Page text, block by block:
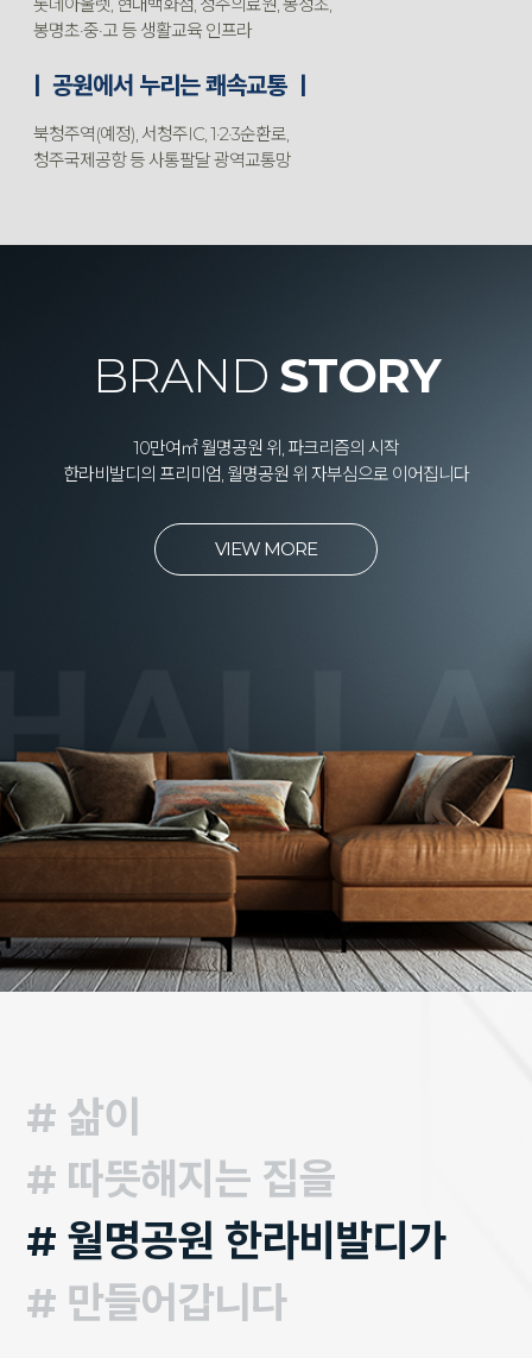
봉명초·중·고 등 생활교육 인프라
ㅣ 공원에서 누리는 쾌속교통 ㅣ
북청주역(예정), 서청주IC, 1·2·3순환로,
청주국제공항 등 사통팔달 광역교통망
BRAND STORY
10만여㎡ 월명공원 위, 파크리즘의 시작
한라비발디의 프리미엄, 월명공원 위 자부심으로 이어집니다
VIEW MORE
# 삶이
# 따뜻해지는 집을
# 월명공원 한라비발디가
# 만들어갑니다